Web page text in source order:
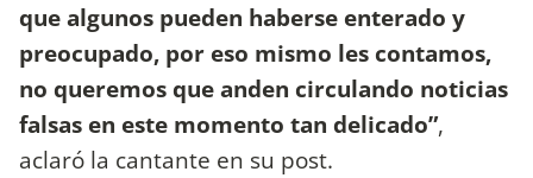
que algunos pueden haberse enterado y
preocupado, por eso mismo les contamos,
no queremos que anden circulando noticias
falsas en este momento tan delicado”,
aclaró la cantante en su post.